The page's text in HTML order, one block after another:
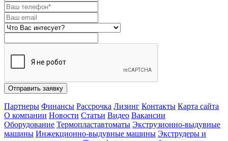
Отправить заявку
Партнеры Финансы Рассрочка Лизинг Контакты Карта сайта
О компании Новости Статьи Видео Вакансии
Оборудование Термопластавтоматы Экструзионно-выдувные
машины Инжекционно-выдувные машины Экструдеры и